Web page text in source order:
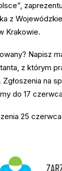
z
Krakowie.
Napisz
z którym
na
do 17
25